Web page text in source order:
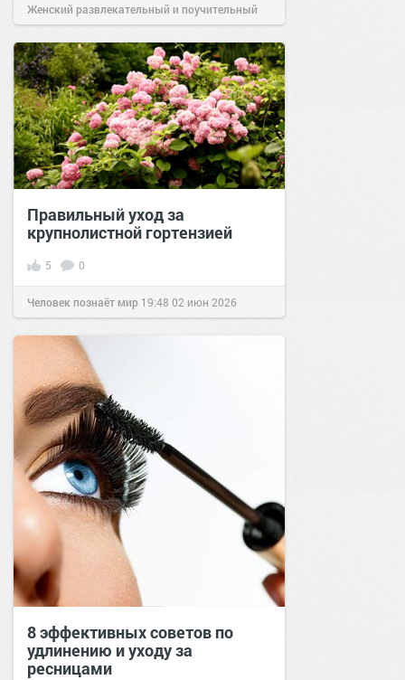
Женский развлекательный и поучительный
сайт.14:4223 май 2024
Правильный уход за
крупнолистной гортензией
5 0
Человек познаёт мир 19:48 02 июн 2026
8 эффективных советов по
удлинению и уходу за
ресницами